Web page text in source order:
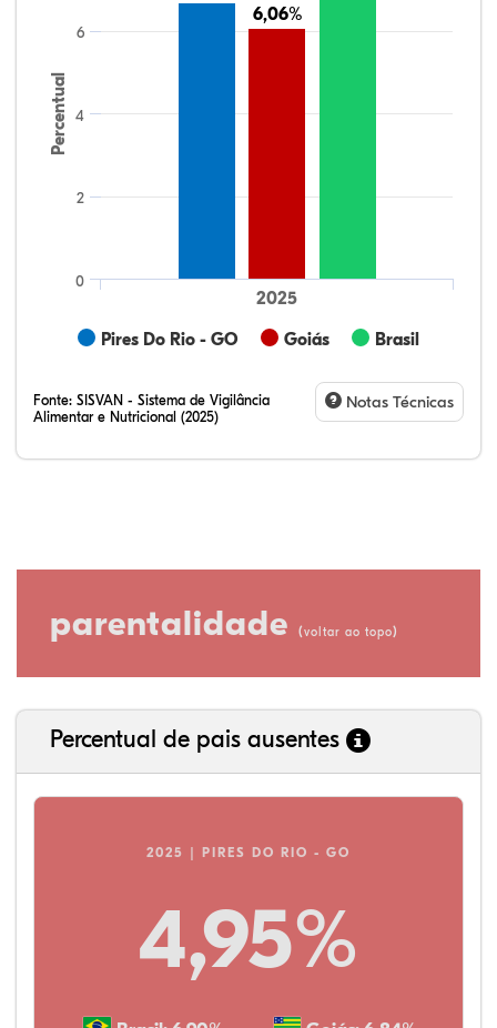
Percentual
6,06%
6,06%
Pires Do Rio - GO Goiás Brasil
2025
0
2
4
6
Fonte: SISVAN - Sistema de Vigilância
Alimentar e Nutricional (2025)
Notas Técnicas
parentalidade (voltar ao topo)
Percentual de pais ausentes
2025 | PIRES DO RIO - GO
4,95%